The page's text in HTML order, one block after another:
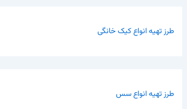
طرز تهیه انواع کیک خانگی
طرز تهیه انواع سس